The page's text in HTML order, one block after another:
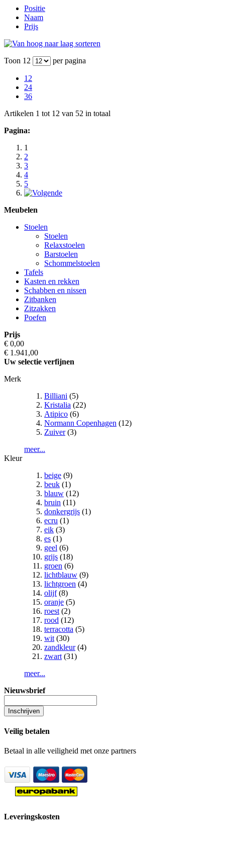
Positie
Naam
Prijs
Toon 12 per pagina
12
24
36
Artikelen 1 tot 12 van 52 in totaal
Pagina:
1
2
3
4
5
Meubelen
Stoelen
Stoelen
Relaxstoelen
Barstoelen
Schommelstoelen
Tafels
Kasten en rekken
Schabben en nissen
Zitbanken
Zitzakken
Poefen
Prijs
€ 0,00
€ 1.941,00
Uw selectie verfijnen
Merk
Billiani (5)
Kristalia (22)
Atipico (6)
Normann Copenhagen (12)
Zuiver(3)
meer...
Kleur
beige (9)
beuk (1)
blauw (12)
bruin (11)
donkergrijs (1)
ecru (1)
eik (3)
es (1)
geel (6)
grijs (18)
groen (6)
lichtblauw (9)
lichtgroen (4)
olijf(8)
oranje (5)
roest (2)
rood (12)
terracotta (5)
wit (30)
zandkleur(4)
zwart (31)
meer...
Nieuwsbrief
Inschrijven
Veilig betalen
Betaal in alle veiligheid met onze partners
Leveringskosten